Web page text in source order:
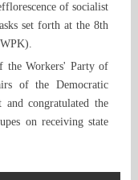
of socialist
set forth at the 8th
the Workers' Party of
of the Democratic
congratulated the
on receiving state